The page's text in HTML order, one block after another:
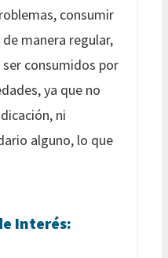
consumir
manera regular,
consumidos por
ya que no
ni
alguno, lo que
Interés: